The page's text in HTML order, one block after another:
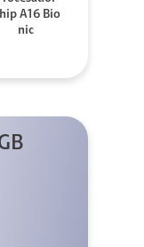
A16 Bio
nic